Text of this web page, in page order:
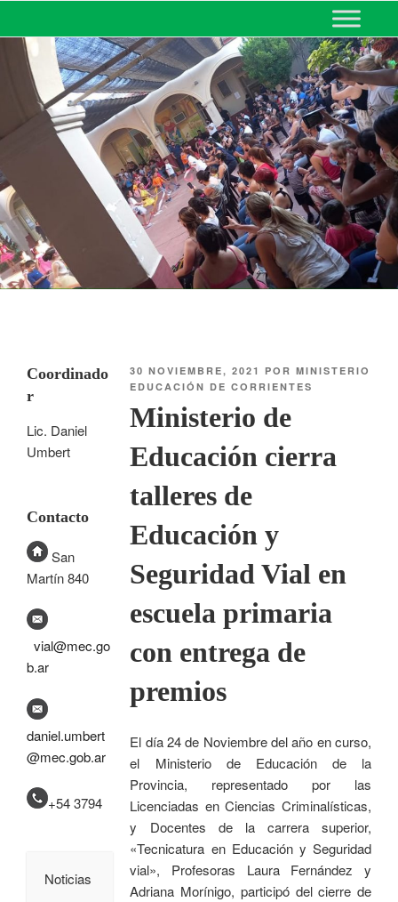
MINISTERIO DE EDUCACIÓN
DE CORRIENTES
30 NOVIEMBRE, 2021 PORMINISTERIO
EDUCACIÓN DE CORRIENTES
Ministerio de
Educación cierra
talleres de
Educación y
Seguridad Vial en
escuela primaria
con entrega de
premios
El día 24 de Noviembre del año en curso,
el Ministerio de Educación de la
Provincia, representado por las
Licenciadas en Ciencias Criminalísticas,
y Docentes de la carrera superior,
«Tecnicatura en Educación y Seguridad
vial», Profesoras Laura Fernández y
Adriana Morínigo, participó del cierre de
Coordinado
r
Lic. Daniel
Umbert
Contacto
San
Martín 840
vial@mec.go
b.ar
daniel.umbert
@mec.gob.ar
+54 3794
Noticias